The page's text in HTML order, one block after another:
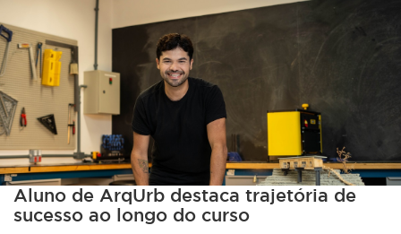
Aluno de ArqUrb destaca trajetória de
sucesso ao longo do curso